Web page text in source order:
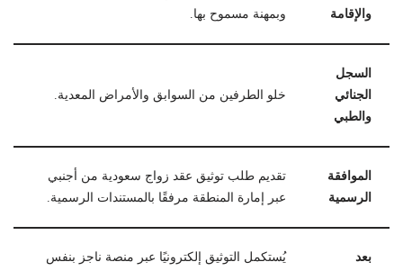
والإقامة
وبمهنة مسموح بها.
السجل
الجنائي
والطبي
خلو الطرفين من السوابق والأمراض المعدية.
الموافقة
الرسمية
تقديم طلب توثيق عقد زواج سعودية من أجنبي
عبر إمارة المنطقة مرفقًا بالمستندات الرسمية.
بعد
يُستكمل التوثيق إلكترونيًا عبر منصة ناجز بنفس